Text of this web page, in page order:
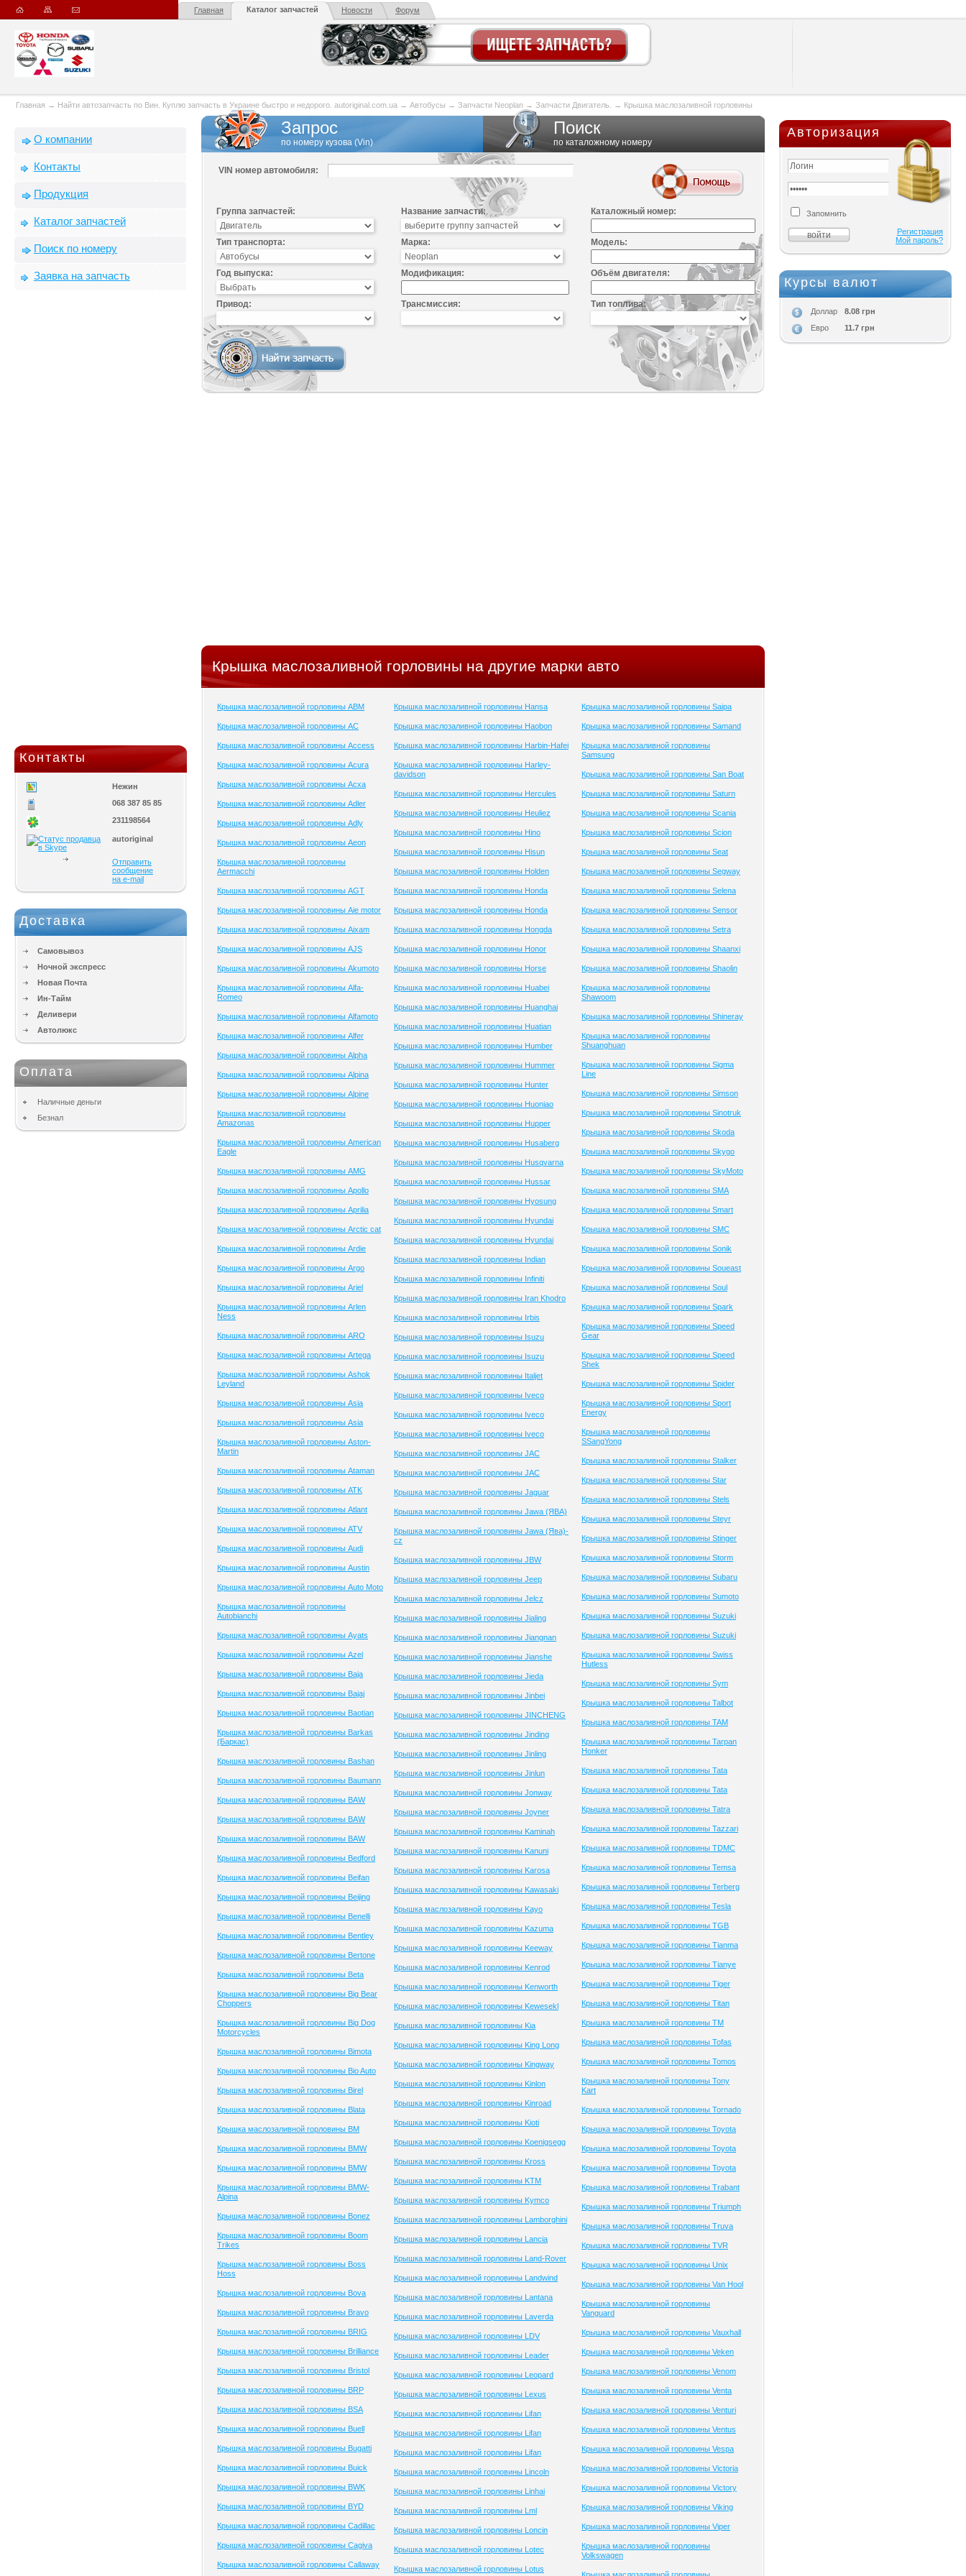
Главная Каталог запчастей Новости Форум
Главная → Найти автозапчасть по Вин. Куплю запчасть в Украине быстро и недорого. autoriginal.com.ua → Автобусы → Запчасти Neoplan → Запчасти Двигатель. → Крышка маслозаливной горловины
О компании
Контакты
Продукция
Каталог запчастей
Поиск по номеру
Заявка на запчасть
Контакты
Нежин
068 387 85 85
231198564
autoriginal
Отправить
сообщение
на e-mail
Доставка
Самовывоз
Ночной экспресс
Новая Почта
Ин-Тайм
Деливери
Автолюкс
Оплата
Наличные деньги
Безнал
Запрос
по номеру кузова (Vin)
Поиск
по каталожному номеру
VIN номер автомобиля:
Группа запчастей: Название запчасти: Каталожный номер:
Тип транспорта: Марка: Модель:
Год выпуска: Модификация: Объём двигателя:
Привод: Трансмиссия: Тип топлива:
Крышка маслозаливной горловины на другие марки авто
Крышка маслозаливной горловины ABM
Крышка маслозаливной горловины AC
Крышка маслозаливной горловины Access
Крышка маслозаливной горловины Acura
Крышка маслозаливной горловины Acxa
Крышка маслозаливной горловины Adler
Крышка маслозаливной горловины Adly
Крышка маслозаливной горловины Aeon
Крышка маслозаливной горловины
Aermacchi
Крышка маслозаливной горловины AGT
Крышка маслозаливной горловины Aie motor
Крышка маслозаливной горловины Aixam
Крышка маслозаливной горловины AJS
Крышка маслозаливной горловины Akumoto
Крышка маслозаливной горловины Alfa-
Romeo
Крышка маслозаливной горловины Alfamoto
Крышка маслозаливной горловины Alfer
Крышка маслозаливной горловины Alpha
Крышка маслозаливной горловины Alpina
Крышка маслозаливной горловины Alpine
Крышка маслозаливной горловины
Amazonas
Крышка маслозаливной горловины American
Eagle
Крышка маслозаливной горловины AMG
Крышка маслозаливной горловины Apollo
Крышка маслозаливной горловины Aprilia
Крышка маслозаливной горловины Arctic cat
Крышка маслозаливной горловины Ardie
Крышка маслозаливной горловины Argo
Крышка маслозаливной горловины Ariel
Крышка маслозаливной горловины Arlen
Ness
Крышка маслозаливной горловины ARO
Крышка маслозаливной горловины Artega
Крышка маслозаливной горловины Ashok
Leyland
Крышка маслозаливной горловины Asia
Крышка маслозаливной горловины Asia
Крышка маслозаливной горловины Aston-
Martin
Крышка маслозаливной горловины Ataman
Крышка маслозаливной горловины ATK
Крышка маслозаливной горловины Atlant
Крышка маслозаливной горловины ATV
Крышка маслозаливной горловины Audi
Крышка маслозаливной горловины Austin
Крышка маслозаливной горловины Auto Moto
Крышка маслозаливной горловины
Autobianchi
Крышка маслозаливной горловины Ayats
Крышка маслозаливной горловины Azel
Крышка маслозаливной горловины Baja
Крышка маслозаливной горловины Bajaj
Крышка маслозаливной горловины Baotian
Крышка маслозаливной горловины Barkas
(Баркас)
Крышка маслозаливной горловины Bashan
Крышка маслозаливной горловины Baumann
Крышка маслозаливной горловины BAW
Крышка маслозаливной горловины BAW
Крышка маслозаливной горловины BAW
Крышка маслозаливной горловины Bedford
Крышка маслозаливной горловины Beifan
Крышка маслозаливной горловины Beijing
Крышка маслозаливной горловины Benelli
Крышка маслозаливной горловины Bentley
Крышка маслозаливной горловины Bertone
Крышка маслозаливной горловины Beta
Крышка маслозаливной горловины Big Bear
Choppers
Крышка маслозаливной горловины Big Dog
Motorcycles
Крышка маслозаливной горловины Bimota
Крышка маслозаливной горловины Bio Auto
Крышка маслозаливной горловины Birel
Крышка маслозаливной горловины Blata
Крышка маслозаливной горловины BM
Крышка маслозаливной горловины BMW
Крышка маслозаливной горловины BMW
Крышка маслозаливной горловины BMW-
Alpina
Крышка маслозаливной горловины Bonez
Крышка маслозаливной горловины Boom
Trikes
Крышка маслозаливной горловины Boss
Hoss
Крышка маслозаливной горловины Bova
Крышка маслозаливной горловины Bravo
Крышка маслозаливной горловины BRIG
Крышка маслозаливной горловины Brilliance
Крышка маслозаливной горловины Bristol
Крышка маслозаливной горловины BRP
Крышка маслозаливной горловины BSA
Крышка маслозаливной горловины Buell
Крышка маслозаливной горловины Bugatti
Крышка маслозаливной горловины Buick
Крышка маслозаливной горловины BWK
Крышка маслозаливной горловины BYD
Крышка маслозаливной горловины Cadillac
Крышка маслозаливной горловины Cagiva
Крышка маслозаливной горловины Callaway
Крышка маслозаливной горловины Hansa
Крышка маслозаливной горловины Haobon
Крышка маслозаливной горловины Harbin-Hafei
Крышка маслозаливной горловины Harley-
davidson
Крышка маслозаливной горловины Hercules
Крышка маслозаливной горловины Heuliez
Крышка маслозаливной горловины Hino
Крышка маслозаливной горловины Hisun
Крышка маслозаливной горловины Holden
Крышка маслозаливной горловины Honda
Крышка маслозаливной горловины Honda
Крышка маслозаливной горловины Hongda
Крышка маслозаливной горловины Honor
Крышка маслозаливной горловины Horse
Крышка маслозаливной горловины Huabei
Крышка маслозаливной горловины Huanghai
Крышка маслозаливной горловины Huatian
Крышка маслозаливной горловины Humber
Крышка маслозаливной горловины Hummer
Крышка маслозаливной горловины Hunter
Крышка маслозаливной горловины Huoniao
Крышка маслозаливной горловины Hupper
Крышка маслозаливной горловины Husaberg
Крышка маслозаливной горловины Husqvarna
Крышка маслозаливной горловины Hussar
Крышка маслозаливной горловины Hyosung
Крышка маслозаливной горловины Hyundai
Крышка маслозаливной горловины Hyundai
Крышка маслозаливной горловины Indian
Крышка маслозаливной горловины Infiniti
Крышка маслозаливной горловины Iran Khodro
Крышка маслозаливной горловины Irbis
Крышка маслозаливной горловины Isuzu
Крышка маслозаливной горловины Isuzu
Крышка маслозаливной горловины Italjet
Крышка маслозаливной горловины Iveco
Крышка маслозаливной горловины Iveco
Крышка маслозаливной горловины Iveco
Крышка маслозаливной горловины JAC
Крышка маслозаливной горловины JAC
Крышка маслозаливной горловины Jaguar
Крышка маслозаливной горловины Jawa (ЯВА)
Крышка маслозаливной горловины Jawa (Ява)-
cz
Крышка маслозаливной горловины JBW
Крышка маслозаливной горловины Jeep
Крышка маслозаливной горловины Jelcz
Крышка маслозаливной горловины Jialing
Крышка маслозаливной горловины Jiangnan
Крышка маслозаливной горловины Jianshe
Крышка маслозаливной горловины Jieda
Крышка маслозаливной горловины Jinbei
Крышка маслозаливной горловины JINCHENG
Крышка маслозаливной горловины Jinding
Крышка маслозаливной горловины Jinling
Крышка маслозаливной горловины Jinlun
Крышка маслозаливной горловины Jonway
Крышка маслозаливной горловины Joyner
Крышка маслозаливной горловины Kaminah
Крышка маслозаливной горловины Kanuni
Крышка маслозаливной горловины Karosa
Крышка маслозаливной горловины Kawasaki
Крышка маслозаливной горловины Kayo
Крышка маслозаливной горловины Kazuma
Крышка маслозаливной горловины Keeway
Крышка маслозаливной горловины Kenrod
Крышка маслозаливной горловины Kenworth
Крышка маслозаливной горловины Kewesekl
Крышка маслозаливной горловины Kia
Крышка маслозаливной горловины King Long
Крышка маслозаливной горловины Kingway
Крышка маслозаливной горловины Kinlon
Крышка маслозаливной горловины Kinroad
Крышка маслозаливной горловины Kioti
Крышка маслозаливной горловины Koenigsegg
Крышка маслозаливной горловины Kross
Крышка маслозаливной горловины KTM
Крышка маслозаливной горловины Kymco
Крышка маслозаливной горловины Lamborghini
Крышка маслозаливной горловины Lancia
Крышка маслозаливной горловины Land-Rover
Крышка маслозаливной горловины Landwind
Крышка маслозаливной горловины Lantana
Крышка маслозаливной горловины Laverda
Крышка маслозаливной горловины LDV
Крышка маслозаливной горловины Leader
Крышка маслозаливной горловины Leopard
Крышка маслозаливной горловины Lexus
Крышка маслозаливной горловины Lifan
Крышка маслозаливной горловины Lifan
Крышка маслозаливной горловины Lifan
Крышка маслозаливной горловины Lincoln
Крышка маслозаливной горловины Linhai
Крышка маслозаливной горловины Lml
Крышка маслозаливной горловины Loncin
Крышка маслозаливной горловины Lotec
Крышка маслозаливной горловины Lotus
Крышка маслозаливной горловины Saipa
Крышка маслозаливной горловины Samand
Крышка маслозаливной горловины
Samsung
Крышка маслозаливной горловины San Boat
Крышка маслозаливной горловины Saturn
Крышка маслозаливной горловины Scania
Крышка маслозаливной горловины Scion
Крышка маслозаливной горловины Seat
Крышка маслозаливной горловины Segway
Крышка маслозаливной горловины Selena
Крышка маслозаливной горловины Sensor
Крышка маслозаливной горловины Setra
Крышка маслозаливной горловины Shaanxi
Крышка маслозаливной горловины Shaolin
Крышка маслозаливной горловины
Shawoom
Крышка маслозаливной горловины Shineray
Крышка маслозаливной горловины
Shuanghuan
Крышка маслозаливной горловины Sigma
Line
Крышка маслозаливной горловины Simson
Крышка маслозаливной горловины Sinotruk
Крышка маслозаливной горловины Skoda
Крышка маслозаливной горловины Skygo
Крышка маслозаливной горловины SkyMoto
Крышка маслозаливной горловины SMA
Крышка маслозаливной горловины Smart
Крышка маслозаливной горловины SMC
Крышка маслозаливной горловины Sonik
Крышка маслозаливной горловины Soueast
Крышка маслозаливной горловины Soul
Крышка маслозаливной горловины Spark
Крышка маслозаливной горловины Speed
Gear
Крышка маслозаливной горловины Speed
Shek
Крышка маслозаливной горловины Spider
Крышка маслозаливной горловины Sport
Energy
Крышка маслозаливной горловины
SSangYong
Крышка маслозаливной горловины Stalker
Крышка маслозаливной горловины Star
Крышка маслозаливной горловины Stels
Крышка маслозаливной горловины Steyr
Крышка маслозаливной горловины Stinger
Крышка маслозаливной горловины Storm
Крышка маслозаливной горловины Subaru
Крышка маслозаливной горловины Sumoto
Крышка маслозаливной горловины Suzuki
Крышка маслозаливной горловины Suzuki
Крышка маслозаливной горловины Swiss
Hutless
Крышка маслозаливной горловины Sym
Крышка маслозаливной горловины Talbot
Крышка маслозаливной горловины TAM
Крышка маслозаливной горловины Tarpan
Honker
Крышка маслозаливной горловины Tata
Крышка маслозаливной горловины Tata
Крышка маслозаливной горловины Tatra
Крышка маслозаливной горловины Tazzari
Крышка маслозаливной горловины TDMC
Крышка маслозаливной горловины Temsa
Крышка маслозаливной горловины Terberg
Крышка маслозаливной горловины Tesla
Крышка маслозаливной горловины TGB
Крышка маслозаливной горловины Tianma
Крышка маслозаливной горловины Tianye
Крышка маслозаливной горловины Tiger
Крышка маслозаливной горловины Titan
Крышка маслозаливной горловины TM
Крышка маслозаливной горловины Tofas
Крышка маслозаливной горловины Tomos
Крышка маслозаливной горловины Tony
Kart
Крышка маслозаливной горловины Tornado
Крышка маслозаливной горловины Toyota
Крышка маслозаливной горловины Toyota
Крышка маслозаливной горловины Toyota
Крышка маслозаливной горловины Trabant
Крышка маслозаливной горловины Triumph
Крышка маслозаливной горловины Truva
Крышка маслозаливной горловины TVR
Крышка маслозаливной горловины Unix
Крышка маслозаливной горловины Van Hool
Крышка маслозаливной горловины
Vanguard
Крышка маслозаливной горловины Vauxhall
Крышка маслозаливной горловины Veken
Крышка маслозаливной горловины Venom
Крышка маслозаливной горловины Venta
Крышка маслозаливной горловины Venturi
Крышка маслозаливной горловины Ventus
Крышка маслозаливной горловины Vespa
Крышка маслозаливной горловины Victoria
Крышка маслозаливной горловины Victory
Крышка маслозаливной горловины Viking
Крышка маслозаливной горловины Viper
Крышка маслозаливной горловины
Volkswagen
Авторизация
Запомнить
Регистрация
Мой пароль?
Курсы валют
Доллар
8.08 грн
Евро
11.7 грн